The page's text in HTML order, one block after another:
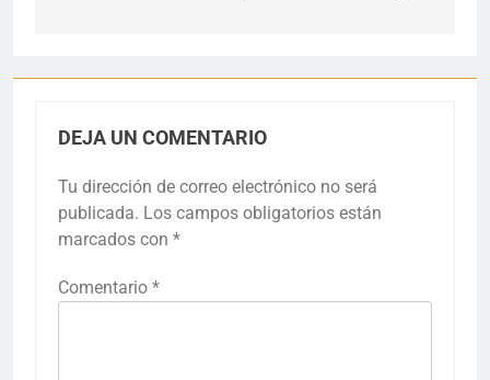
DEJA UN COMENTARIO
Tu dirección de correo electrónico no será
publicada. Los campos obligatorios están
marcados con *
Comentario *